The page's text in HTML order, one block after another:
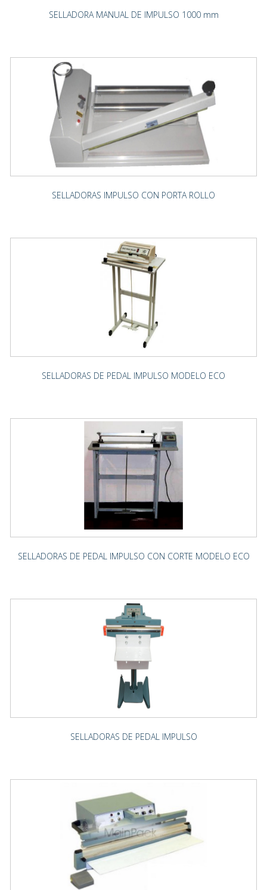
SELLADORA MANUAL DE IMPULSO 1000 mm
SELLADORAS IMPULSO CON PORTA ROLLO
SELLADORAS DE PEDAL IMPULSO MODELO ECO
SELLADORAS DE PEDAL IMPULSO CON CORTE MODELO ECO
SELLADORAS DE PEDAL IMPULSO